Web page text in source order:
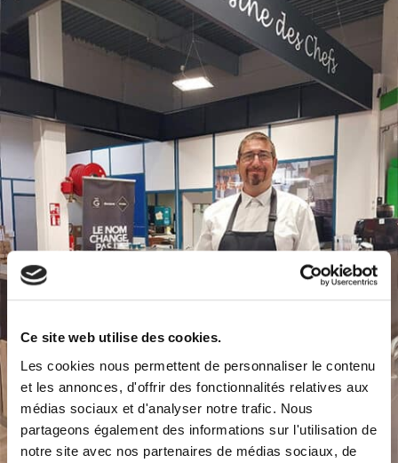
Ce site web utilise des cookies.
Les cookies nous permettent de personnaliser le contenu
et les annonces, d'offrir des fonctionnalités relatives aux
médias sociaux et d'analyser notre trafic. Nous
partageons également des informations sur l'utilisation de
notre site avec nos partenaires de médias sociaux, de